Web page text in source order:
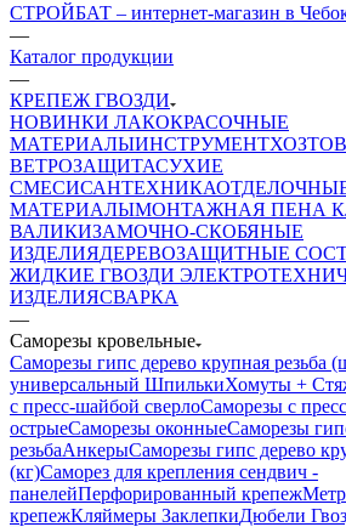
СТРОЙБАТ – интернет-магазин в
—
Каталог продукции
—
КРЕПЕЖ ГВОЗДИ
НОВИНКИ ЛАКОКРАСОЧНЫЕ
МАТЕРИАЛЫИНСТРУМЕНТ
ВЕТРОЗАЩИТАСУХИЕ
СМЕСИСАНТЕХНИКА
МАТЕРИАЛЫМОНТАЖНАЯ ПЕНА
ВАЛИКИЗАМОЧНО-СКОБЯНЫЕ
ИЗДЕЛИЯДЕРЕВОЗАЩИТНЫЕ
ЖИДКИЕ ГВОЗДИ
ИЗДЕЛИЯСВАРКА
—
Саморезы кровельные
Саморезы гипс дерево крупная резьба
универсальный ШпилькиХомуты +
с пресс-шайбой сверлоСаморезы с
острыеСаморезы оконныеСаморезы
резьбаАнкерыСаморезы гипс дерево
(кг)Саморез для крепления сендвич -
панелейПерфорированный крепеж
крепежКляймеры ЗаклепкиДюбели